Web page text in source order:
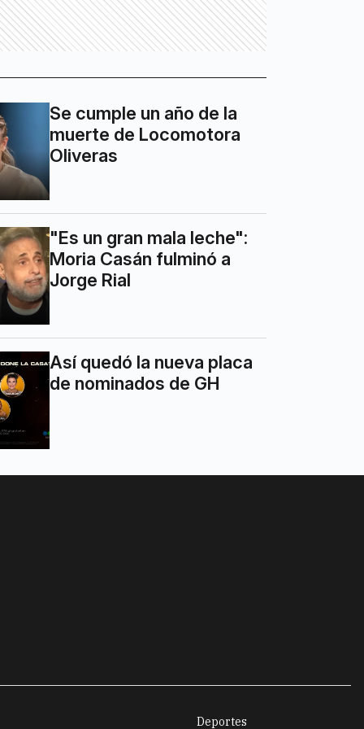
Se cumple un año de la
muerte de Locomotora
Oliveras
"Es un gran mala leche":
Moria Casán fulminó a
Jorge Rial
Así quedó la nueva placa
de nominados de GH
Deportes